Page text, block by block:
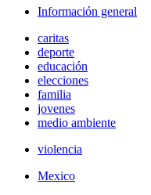
Información general
caritas
deporte
educación
elecciones
familia
jovenes
medio ambiente
violencia
Mexico